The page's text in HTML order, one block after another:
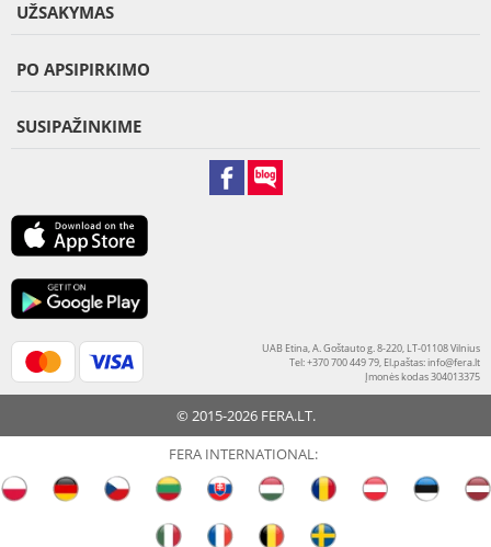
UŽSAKYMAS
PO APSIPIRKIMO
SUSIPAŽINKIME
UAB Etina, A. Goštauto g. 8-220, LT-01108 Vilnius
Tel: +370 700 449 79, El.paštas:info@fera.lt
Įmonės kodas 304013375
© 2015-2026 FERA.LT.
FERA INTERNATIONAL: